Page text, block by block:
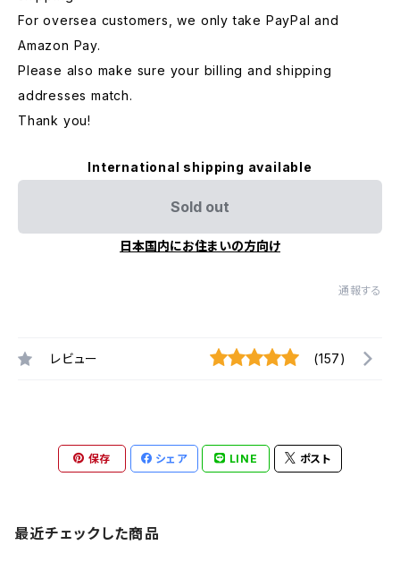
For oversea customers, we only take PayPal and
Amazon Pay.
Please also make sure your billing and shipping
addresses match.
Thank you!
International shipping available
Sold out
日本国内にお住まいの方向け
通報する
レビュー (157)
保存 シェア LINE ポスト
最近チェックした商品